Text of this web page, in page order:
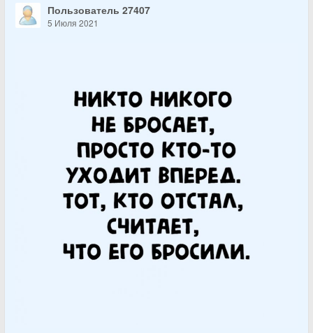
Пользователь 27407
5 Июля 2021